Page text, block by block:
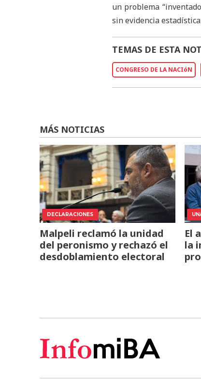
un problema
sin evidencia
TEMAS DE ESTA
CONGRESO DE LA NACIóN
MÁS NOTICIAS
DECLARACIONES
Malpeli reclamó la unidad
del peronismo y rechazó el
desdoblamiento electoral
El
la